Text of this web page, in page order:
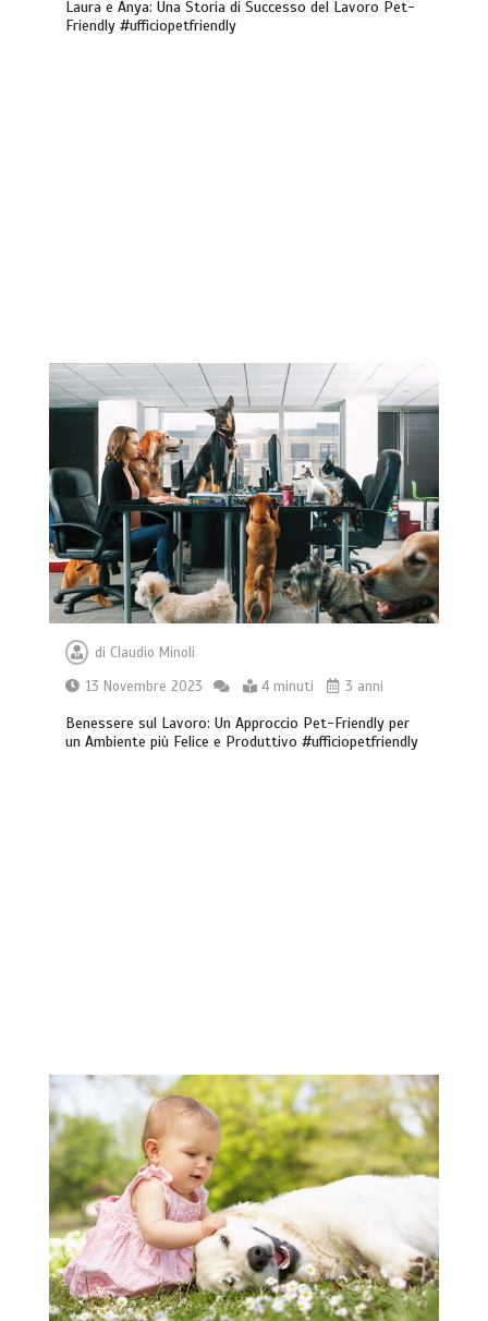
Laura e Anya: Una Storia di Successo del Lavoro Pet-
Friendly #ufficiopetfriendly
di Claudio Minoli
13 Novembre 2023
4 minuti 3 anni
Benessere sul Lavoro: Un Approccio Pet-Friendly per
un Ambiente più Felice e Produttivo #ufficiopetfriendly